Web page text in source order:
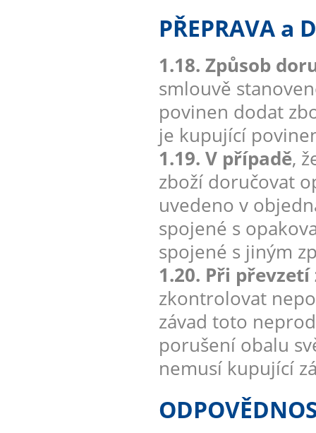
PŘEPRAVA a
1.18. Způsob
smlouvě
povinen dodat
je kupující
1.19. V případě,
zboží doručovat
uvedeno v
spojené s
spojené s jiným
1.20. Při
zkontrolovat
závad toto
porušení obalu
nemusí kupující